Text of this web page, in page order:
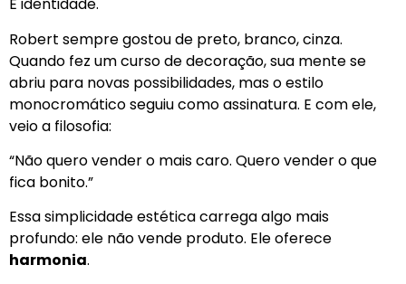
É identidade.
Robert sempre gostou de preto, branco, cinza.
Quando fez um curso de decoração, sua mente se
abriu para novas possibilidades, mas o estilo
monocromático seguiu como assinatura. E com ele,
veio a filosofia:
“Não quero vender o mais caro. Quero vender o que
fica bonito.”
Essa simplicidade estética carrega algo mais
profundo: ele não vende produto. Ele oferece
harmonia.